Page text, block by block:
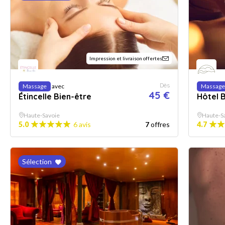
Impression et livraison offertes
Massage avec
Étincelle Bien-être
Dès
45 €
Haute-Savoie
5.0 6 avis 7offres
Massage
Hôtel
Haute-
4.7
Sélection